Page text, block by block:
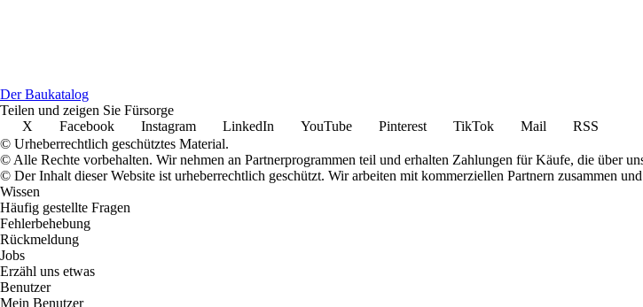
Der Baukatalog
Teilen und zeigen Sie Fürsorge
X
Facebook Instagram LinkedIn YouTube Pinterest TikTok Mail
RSS
© Urheberrechtlich geschütztes Material.
© Alle Rechte vorbehalten. Wir nehmen an Partnerprogrammen teil und erhalten Zahlungen für Käufe, die über
© Der Inhalt dieser Website ist urheberrechtlich geschützt. Wir arbeiten mit kommerziellen Partnern zusammen
Wissen
Häufig gestellte Fragen
Fehlerbehebung
Rückmeldung
Jobs
Erzähl uns etwas
Benutzer
Mein Benutzer